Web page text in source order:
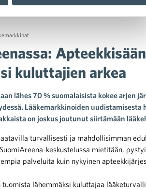
kuluttajien arkea
lähes 70 % suomalaisista kokee arjen
Lääkemarkkinoiden uudistamisesta
on joskus joutunut siirtämään
turvallisesti ja mahdollisimman
keskustelussa mietitään,
palveluita kuin nykyinen
lähemmäksi kuluttajaa